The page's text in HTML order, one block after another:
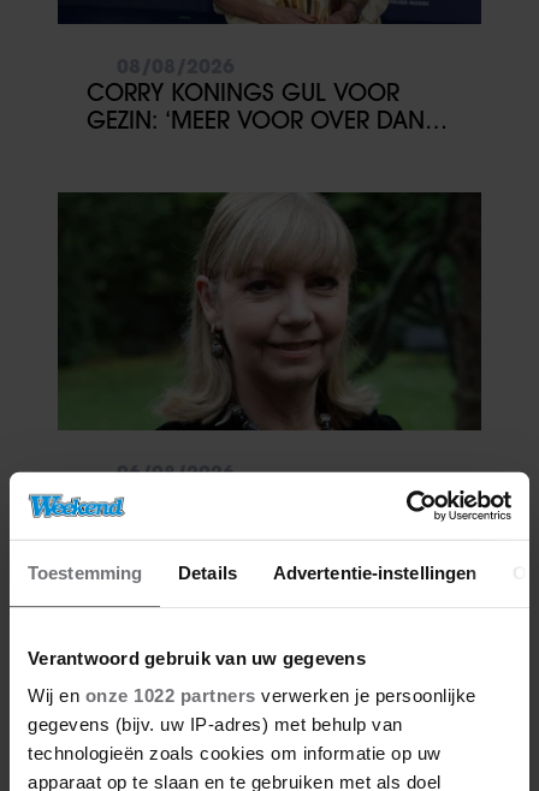
Toestemming Details Advertentie-instellingen
Verantwoord gebruik van uw gegevens
Wij en onze 1022 partners verwerken je persoonlijke
gegevens (bijv. uw IP-adres) met behulp van
technologieën zoals cookies om informatie op uw
apparaat op te slaan en te gebruiken met als doel
CORRY KONINGS GUL VOOR
GEZIN: ‘MEER VOOR OVER DAN
06/08/2026
EARTH & FIRE-ZANGERES JERNEY